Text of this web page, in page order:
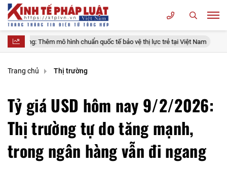
mô hình chuẩn quốc tế bảo vệ thị lực trẻ tại Việt Nam Đình Bắc
Trang chủ Thị trường
Tỷ giá USD hôm nay 9/2/2026:
Thị trường tự do tăng mạnh,
trong ngân hàng vẫn đi ngang